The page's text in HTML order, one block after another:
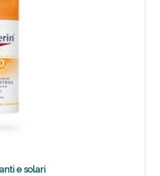
e solari